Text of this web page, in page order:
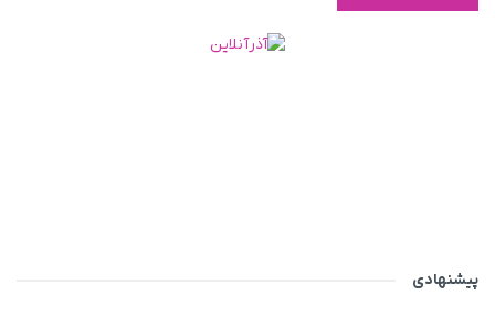
پیشنهادی